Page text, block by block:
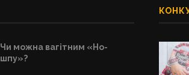
Чи можна вагітним «Но-
шпу»?